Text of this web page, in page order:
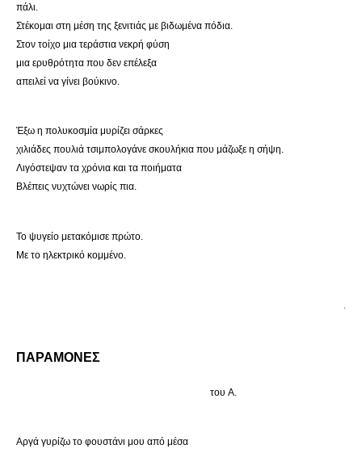
πάλι.
Στέκομαι στη μέση της ξενιτιάς με βιδωμένα πόδια.
Στον τοίχο μια τεράστια νεκρή φύση
μια ερυθρότητα που δεν επέλεξα
απειλεί να γίνει βούκινο.
Έξω η πολυκοσμία μυρίζει σάρκες
χιλιάδες πουλιά τσιμπολογάνε σκουλήκια που μάζωξε η σήψη.
Λιγόστεψαν τα χρόνια και τα ποιήματα
Βλέπεις νυχτώνει νωρίς πια.
Το ψυγείο μετακόμισε πρώτο.
Με το ηλεκτρικό κομμένο.
.
ΠΑΡΑΜΟΝΕΣ
του A.
Αργά γυρίζω το φουστάνι μου από μέσα